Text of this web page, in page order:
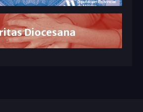
Diocesana